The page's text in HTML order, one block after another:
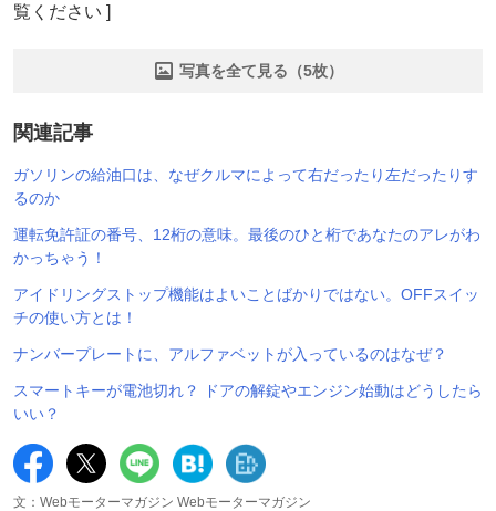
覧ください ]
写真を全て見る（5枚）
関連記事
ガソリンの給油口は、なぜクルマによって右だったり左だったりす
るのか
運転免許証の番号、12桁の意味。最後のひと桁であなたのアレがわ
かっちゃう！
アイドリングストップ機能はよいことばかりではない。OFFスイッ
チの使い方とは！
ナンバープレートに、アルファベットが入っているのはなぜ？
スマートキーが電池切れ？ ドアの解錠やエンジン始動はどうしたら
いい？
文：Webモーターマガジン Webモーターマガジン